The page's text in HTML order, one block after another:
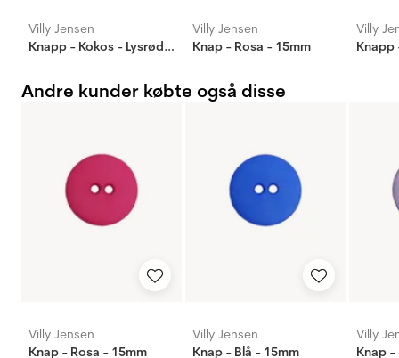
Villy Jensen
Knapp - Kokos - Lysrød - 15mm
Villy Jensen
Knap - Rosa - 15mm
Villy
Andre kunder købte også disse
Villy Jensen
Knap - Rosa - 15mm
Villy Jensen
Knap - Blå - 15mm
Villy
Knap -